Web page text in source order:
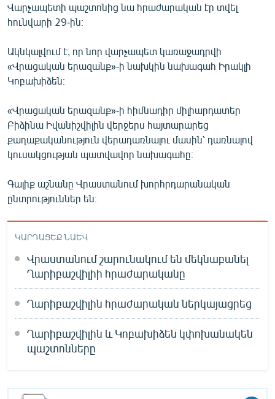
ԲԱՆԱՎԵՃ
ՓՈԴՔԱՍԹ
Հայերեն
English
Русский
Վարչապետի պաշտոնից նա հրաժարական էր տվել
հունվարի 29-ին։
Ակնկալվում է, որ նոր վարչապետ կառաջադրվի
«Վրացական երազանք»-ի նախկին նախագահ Իրակլի
Կոբախիձեն։
«Վրացական երազանք»-ի հիմնադիր միլիարդատեր
Բիձինա Իվանիշվիլին վերջերս հայտարարեց
քաղաքականություն վերադառնալու մասին՝ դառնալով
կուսակցության պատվավոր նախագահը։
Գալիք աշնանը Վրաստանում խորհրդարանական
ընտրություններ են։
ԿԱՐԴԱՑԵՔ ՆԱԵՎ
Վրաստանում շարունակում են մեկնաբանել
Ղարիբաշվիլիի հրաժարականը
Ղարիբաշվիլին հրաժարական ներկայացրեց
Ղարիբաշվիլին և Կոբախիձեն կփոխանակեն
պաշտոնները